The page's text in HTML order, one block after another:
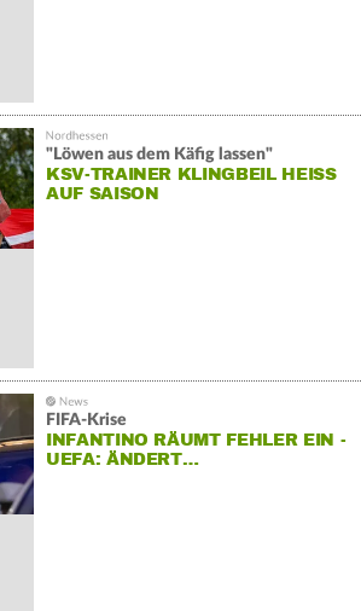
"Löwen aus dem Käfig lassen"
KSV-TRAINER KLINGBEIL HEISS A
UF SAISON
FIFA-Krise
INFANTINO RÄUMT FEHLER EIN -
UEFA: ÄNDERT…